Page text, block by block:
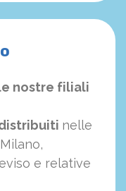
nostre filiali
nelle
e relative